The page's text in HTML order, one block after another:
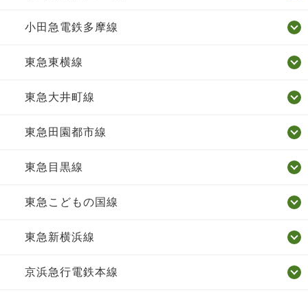
小田急電鉄多摩線
東急東横線
東急大井町線
東急田園都市線
東急目黒線
東急こどもの国線
東急新横浜線
京浜急行電鉄本線